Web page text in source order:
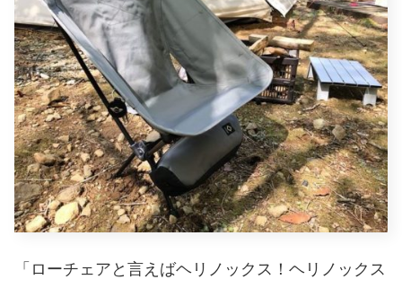
「ローチェアと言えばヘリノックス！ヘリノックス